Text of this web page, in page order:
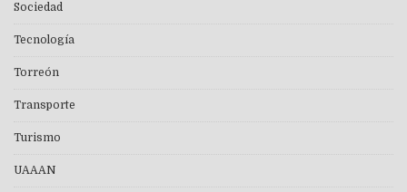
Sociedad
Tecnología
Torreón
Transporte
Turismo
UAAAN